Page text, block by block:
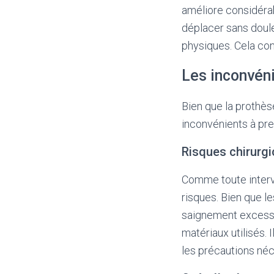
améliore
déplacer sans
physiques. Cela
Les
Bien que la
inconvénients à
Risques
Comme toute
risques. Bien que
saignement
matériaux utilisés.
les précautions